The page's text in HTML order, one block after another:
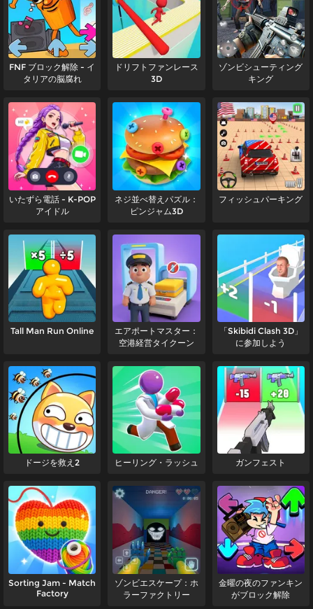
FNF ブロック解除 - イ
タリアの脳腐れ
ドリフトファンレース
3D
ゾンビシューティング
キング
いたずら電話 - K-POP
アイドル
ネジ並べ替えパズル：
ピンジャム3D
フィッシュパーキング
Tall Man Run Online
エアポートマスター：
空港経営タイクーン
「Skibidi Clash 3D」
に参加しよう
ドージを救え2 ヒーリング・ラッシュ ガンフェスト
Sorting Jam - Match
Factory
ゾンビエスケープ：ホ
ラーファクトリー
金曜の夜のファンキン
がブロック解除